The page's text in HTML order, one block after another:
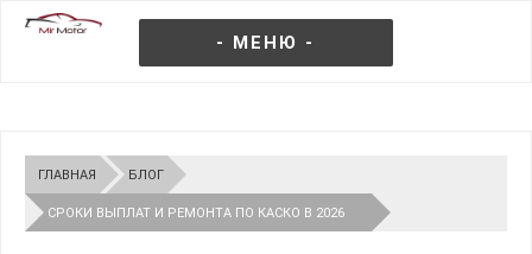
- МЕНЮ -
ГЛАВНАЯ БЛОГ
СРОКИ ВЫПЛАТ И РЕМОНТА ПО КАСКО В 2026